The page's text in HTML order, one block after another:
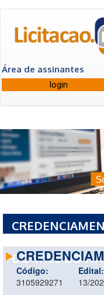
Área de assinantes
DO VALE DO
Código:
3105929271
Edital:
13/